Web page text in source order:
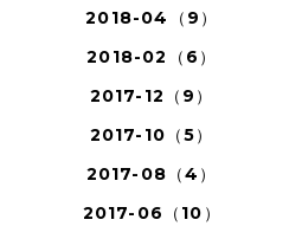
2018-04（9）
2018-02（6）
2017-12（9）
2017-10（5）
2017-08（4）
2017-06（10）